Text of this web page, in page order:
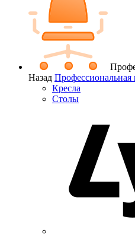
Назад Профессиональная
Кресла
Столы